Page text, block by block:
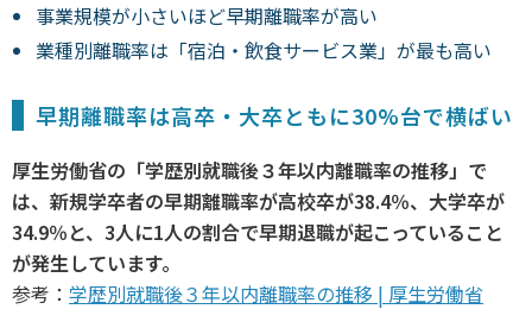
事業規模が小さいほど早期離職率が高い
業種別離職率は「宿泊・飲食サービス業」が最も高い
早期離職率は高卒・大卒ともに30%台で横ばい
厚生労働省の「学歴別就職後３年以内離職率の推移」で
は、新規学卒者の早期離職率が高校卒が38.4％、大学卒が
34.9％と、3人に1人の割合で早期退職が起こっていること
が発生しています。
参考： 学歴別就職後３年以内離職率の推移 | 厚生労働省